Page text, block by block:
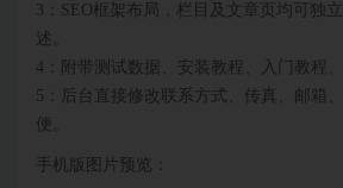
3：SEO框架布局，栏目及文章页均可独
述。
4：附带测试数据、安装教程、入门教程
5：后台直接修改联系方式、传真、邮箱
便。
手机版图片预览：